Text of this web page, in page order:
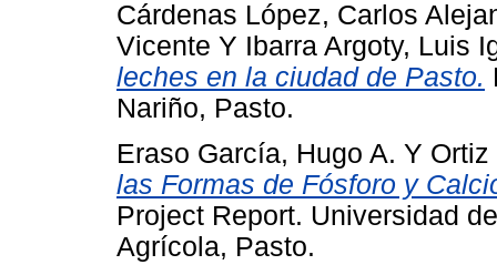
Cárdenas López, Carlos
Vicente Y Ibarra Argoty, Luis
leches en la ciudad de Pasto.
Nariño, Pasto.
Eraso García, Hugo A. Y Ortiz
las Formas de Fósforo y
Project Report. Universidad
Agrícola, Pasto.